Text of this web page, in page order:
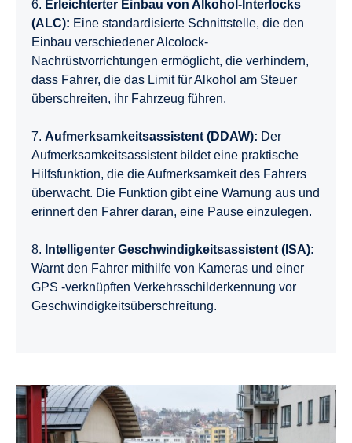
6. Erleichterter Einbau von Alkohol-Interlocks
(ALC): Eine standardisierte Schnittstelle, die den
Einbau verschiedener Alcolock-
Nachrüstvorrichtungen ermöglicht, die verhindern,
dass Fahrer, die das Limit für Alkohol am Steuer
überschreiten, ihr Fahrzeug führen.
7. Aufmerksamkeitsassistent (DDAW): Der
Aufmerksamkeitsassistent bildet eine praktische
Hilfsfunktion, die die Aufmerksamkeit des Fahrers
überwacht. Die Funktion gibt eine Warnung aus und
erinnert den Fahrer daran, eine Pause einzulegen.
8. Intelligenter Geschwindigkeitsassistent (ISA):
Warnt den Fahrer mithilfe von Kameras und einer
GPS -verknüpften Verkehrsschilderkennung vor
Geschwindigkeitsüberschreitung.